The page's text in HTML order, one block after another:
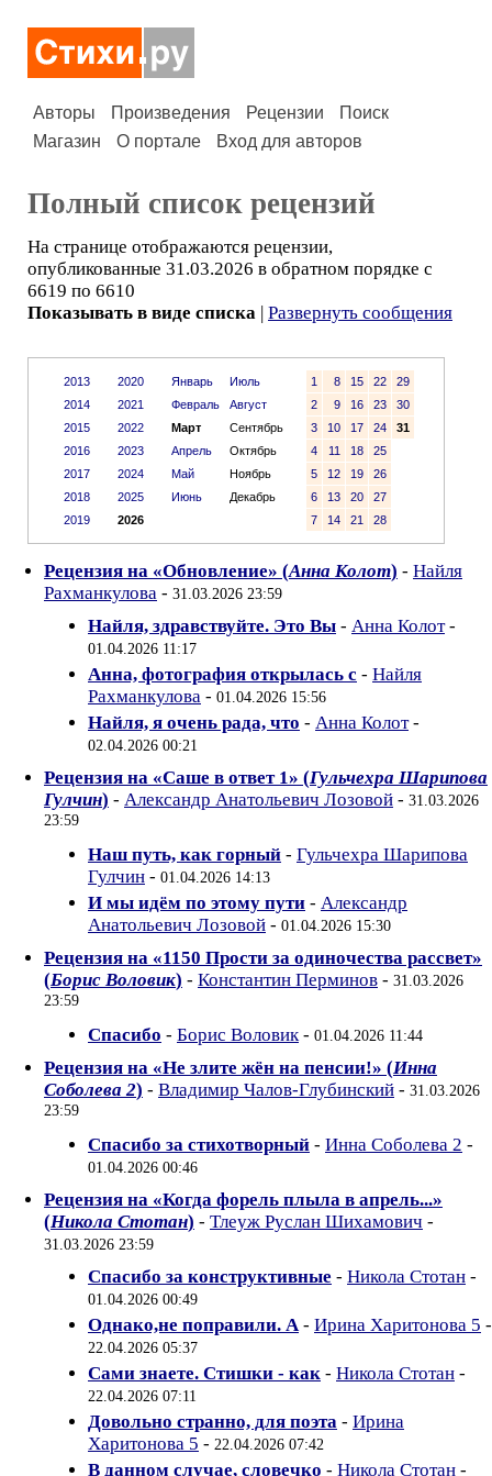
Авторы Произведения Рецензии
Поиск
Магазин
О портале Вход для авторов
Полный список рецензий
На странице отображаются рецензии,
опубликованные 31.03.2026 в обратном порядке с
6619 по 6610
Показывать в виде списка | Развернуть сообщения
2013
2014
2015
2016
2017
2018
2019
2020
2021
2022
2023
2024
2025
2026
Январь
Июль
Февраль
Август
Март
Сентябрь
Апрель
Октябрь
Май
Ноябрь
Июнь
Декабрь
1 8 15 22
29
2
9 16 23
30
3
10 17 24
31
4
11 18
25
5
12 19
26
6
13 20
27
7
14 21 28
Рецензия на «Обновление» (Анна Колот) - Найля
Рахманкулова - 31.03.2026 23:59
Найля, здравствуйте. Это Вы - Анна Колот-
01.04.2026 11:17
Анна, фотография открылась с - Найля
Рахманкулова - 01.04.2026 15:56
Найля, я очень рада, что - Анна Колот-
02.04.2026 00:21
Рецензия на «Саше в ответ 1» (Гульчехра Шарипова
Гулчин) - Александр Анатольевич Лозовой - 31.03.2026
23:59
Наш путь, как горный - Гульчехра Шарипова
Гулчин - 01.04.2026 14:13
И мы идём по этому пути - Александр
Анатольевич Лозовой - 01.04.2026 15:30
Рецензия на «1150 Прости за одиночества рассвет»
(Борис Воловик) - Константин Перминов - 31.03.2026
23:59
Спасибо - Борис Воловик- 01.04.2026 11:44
Рецензия на «Не злите жён на пенсии!» (Инна
Соболева 2) - Владимир Чалов-Глубинский - 31.03.2026
23:59
Спасибо за стихотворный - Инна Соболева 2 -
01.04.2026 00:46
Рецензия на «Когда форель плыла в апрель...»
(Никола Стотан) - Тлеуж Руслан Шихамович -
31.03.2026 23:59
Спасибо за конструктивные - Никола Стотан -
01.04.2026 00:49
Однако,не поправили. А- Ирина Харитонова 5 -
22.04.2026 05:37
Сами знаете. Стишки - как - Никола Стотан -
22.04.2026 07:11
Довольно странно, для поэта - Ирина
Харитонова 5 - 22.04.2026 07:42
В данном случае, словечко - Никола Стотан -